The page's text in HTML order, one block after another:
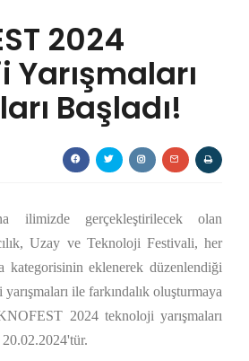
2024
Yarışmaları
Başladı!
ilimizde gerçekleştirilecek olan
Uzay ve Teknoloji Festivali, her
kategorisinin eklenerek düzenlendiği
ile farkındalık oluşturmaya
2024 teknoloji yarışmaları